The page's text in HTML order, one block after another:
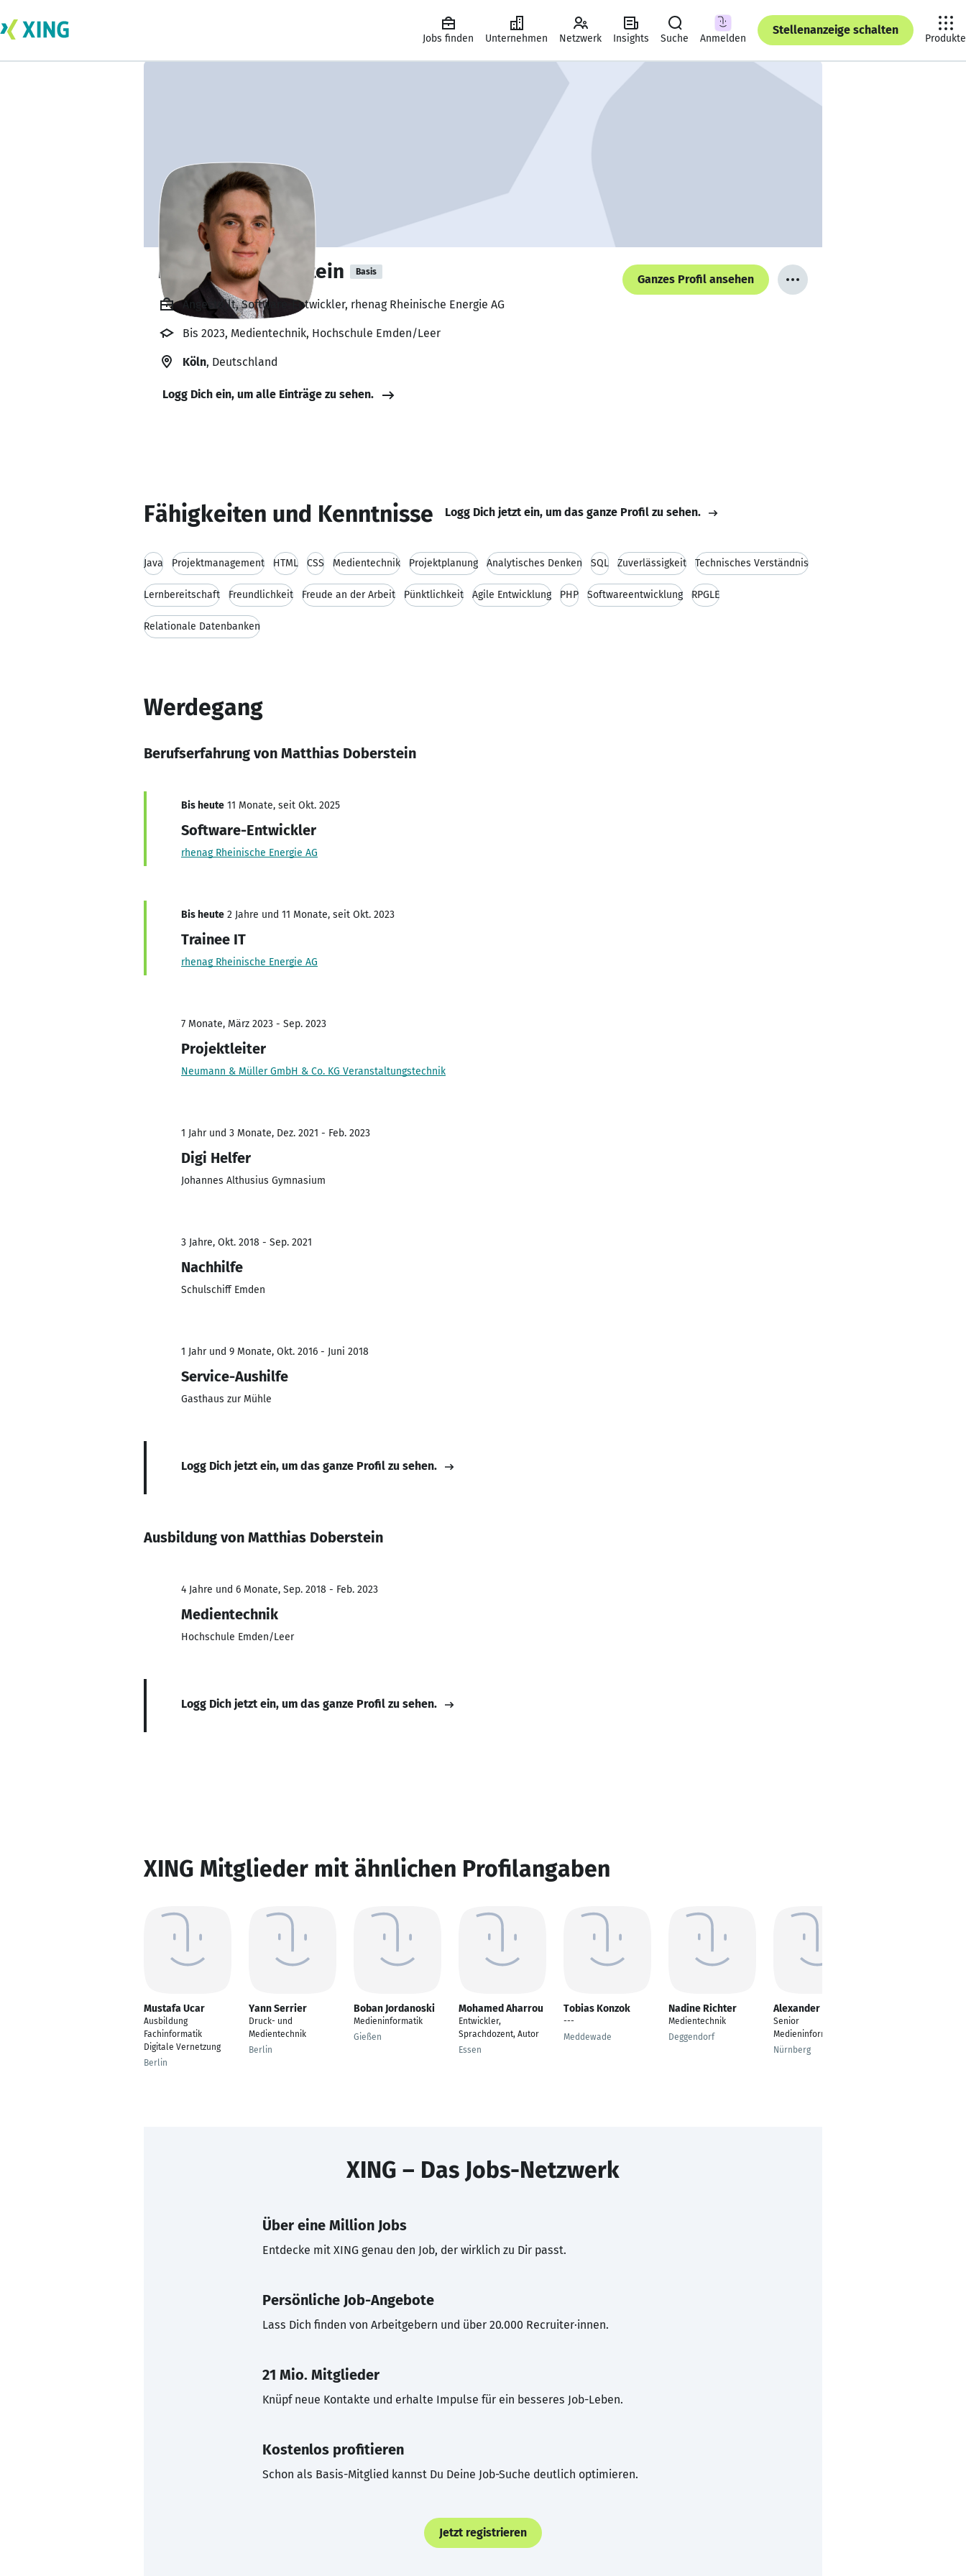
Jobs finden Unternehmen Netzwerk Insights Suche Anmelden
Stellenanzeige schalten
Produkte
Matthias Doberstein Basis
Ganzes Profil ansehen
Angestellt, Software-Entwickler, rhenag Rheinische Energie AG
Bis 2023, Medientechnik, Hochschule Emden/Leer
Köln, Deutschland
Logg Dich ein, um alle Einträge zu sehen.
Fähigkeiten und Kenntnisse Logg Dich jetzt ein, um das ganze Profil zu sehen.
Java Projektmanagement HTML CSS Medientechnik Projektplanung Analytisches Denken SQL Zuverlässigkeit Technisches Verständnis
Lernbereitschaft Freundlichkeit Freude an der Arbeit Pünktlichkeit Agile Entwicklung PHP Softwareentwicklung RPGLE
Relationale Datenbanken
Werdegang
Berufserfahrung von Matthias Doberstein
Bis heute 11 Monate, seit Okt. 2025
Software-Entwickler
rhenag Rheinische Energie AG
Bis heute 2 Jahre und 11 Monate, seit Okt. 2023
Trainee IT
rhenag Rheinische Energie AG
7 Monate, März 2023 - Sep. 2023
Projektleiter
Neumann & Müller GmbH & Co. KG Veranstaltungstechnik
1 Jahr und 3 Monate, Dez. 2021 - Feb. 2023
Digi Helfer
Johannes Althusius Gymnasium
3 Jahre, Okt. 2018 - Sep. 2021
Nachhilfe
Schulschiff Emden
1 Jahr und 9 Monate, Okt. 2016 - Juni 2018
Service-Aushilfe
Gasthaus zur Mühle
Logg Dich jetzt ein, um das ganze Profil zu sehen.
Ausbildung von Matthias Doberstein
4 Jahre und 6 Monate, Sep. 2018 - Feb. 2023
Medientechnik
Hochschule Emden/Leer
Logg Dich jetzt ein, um das ganze Profil zu sehen.
XING Mitglieder mit ähnlichen Profilangaben
Mustafa Ucar
Ausbildung
Fachinformatik
Digitale Vernetzung
Berlin
Yann Serrier
Druck- und
Medientechnik
Berlin
Boban Jordanoski
Medieninformatik
Gießen
Mohamed Aharrou
Entwickler,
Sprachdozent, Autor
Essen
Tobias Konzok
---
Meddewade
Nadine Richter
Medientechnik
Deggendorf
Alexander Feil
Senior
Medieninformatiker
Nürnberg
XING – Das Jobs-Netzwerk
Über eine Million Jobs
Entdecke mit XING genau den Job, der wirklich zu Dir passt.
Persönliche Job-Angebote
Lass Dich finden von Arbeitgebern und über 20.000 Recruiter·innen.
21 Mio. Mitglieder
Knüpf neue Kontakte und erhalte Impulse für ein besseres Job-Leben.
Kostenlos profitieren
Schon als Basis-Mitglied kannst Du Deine Job-Suche deutlich optimieren.
Jetzt registrieren